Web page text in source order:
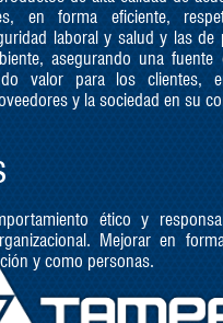
en forma eficiente,
laboral y salud y las de
asegurando una fuente
valor para los clientes,
y la sociedad en su
ético y
Mejorar en
y como personas.